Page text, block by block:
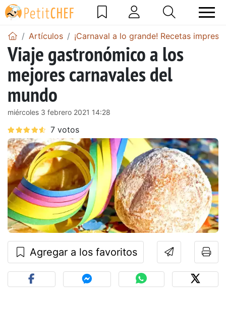
Artículos ¡Carnaval a lo grande! Recetas
Viaje gastronómico a los
mejores carnavales del
mundo
miércoles 3 febrero 2021 14:28
Agregar a los favoritos